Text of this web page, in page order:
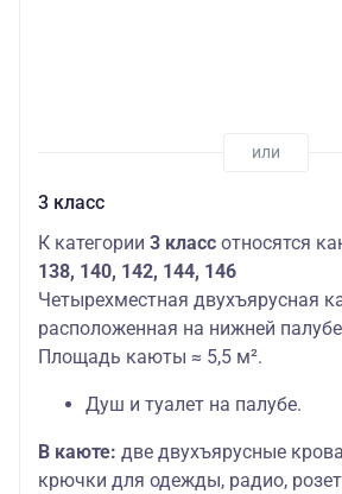
3 класс
К категории 3 класс относятся
138, 140, 142, 144, 146
Четырехместная двухъярусная
расположенная на нижней
Площадь каюты ≈ 5,5 м².
Душ и туалет на палубе.
В каюте: две двухъярусные
крючки для одежды, радио,